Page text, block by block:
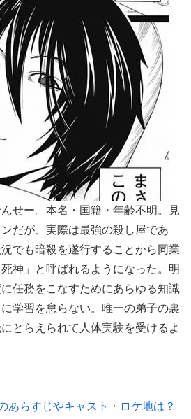
せー。本名・国籍・年齢不明。見
だが、実際は最強の殺し屋であ
でも暗殺を遂行することから同業
神」と呼ばれるようになった。明
任務をこなすためにあらゆる知識
学習を怠らない。唯一の弟子の裏
とらえられて人体実験を受けるよ
あらすじやキャスト・ロケ地は？